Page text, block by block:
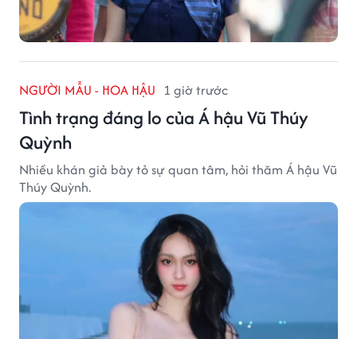
NGƯỜI MẪU - HOA HẬU 1 giờ trước
Tình trạng đáng lo của Á hậu Vũ Thúy
Quỳnh
Nhiều khán giả bày tỏ sự quan tâm, hỏi thăm Á hậu Vũ
Thúy Quỳnh.